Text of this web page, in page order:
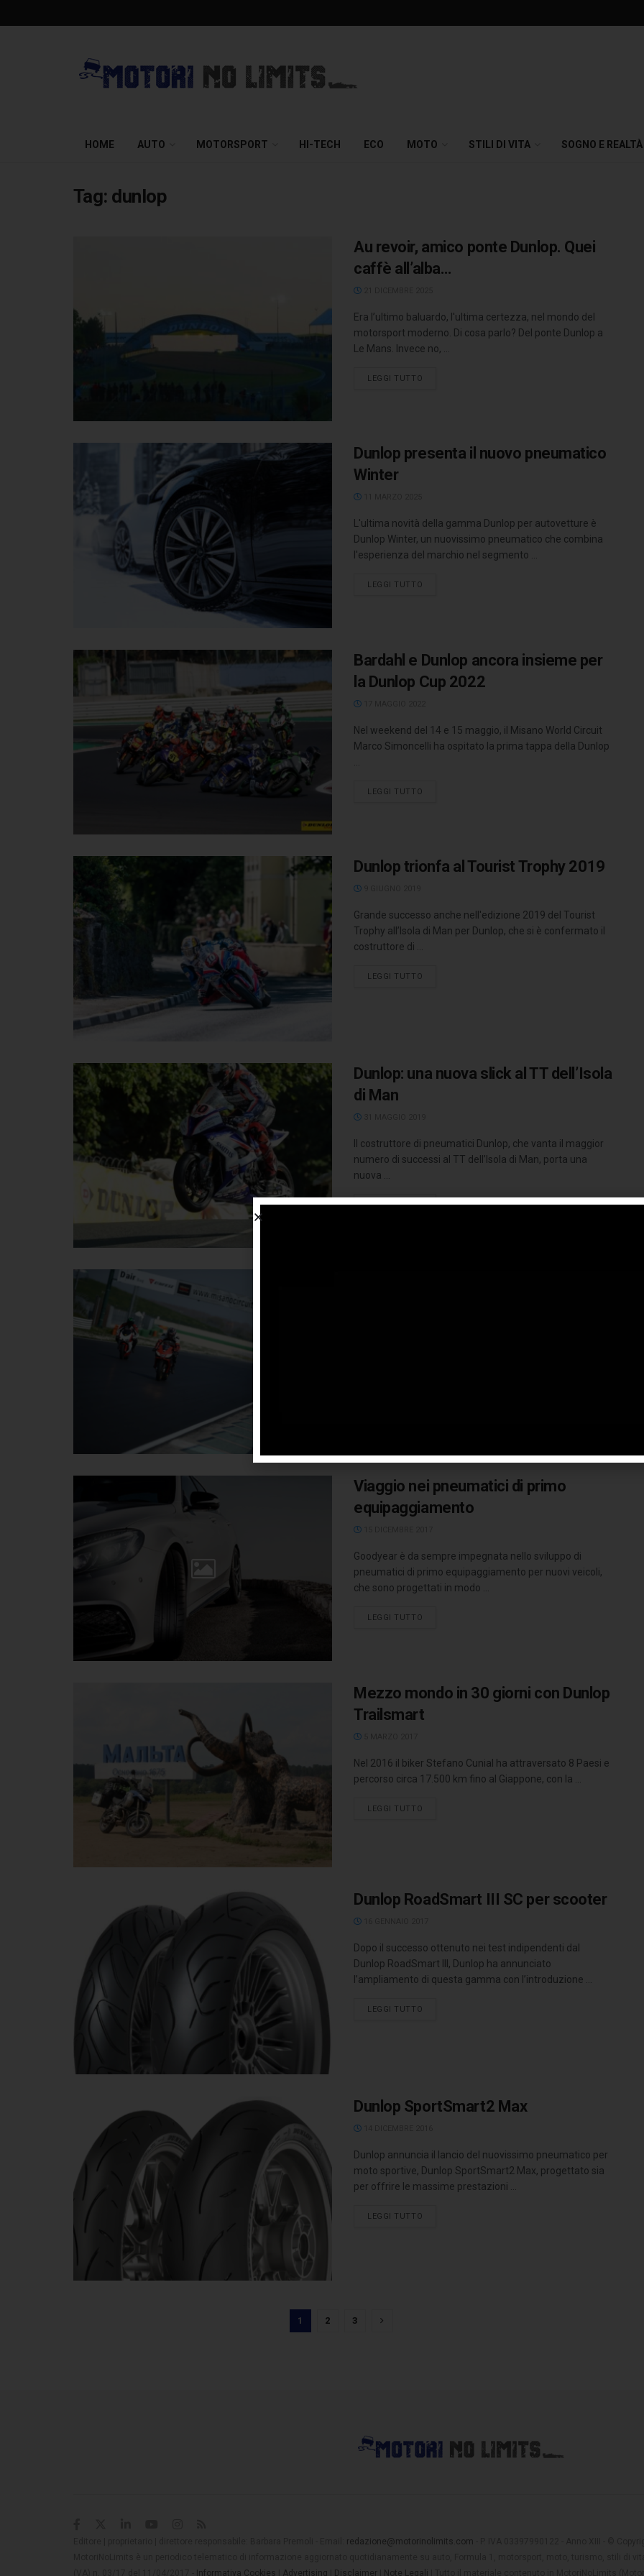
HOME AUTO MOTORSPORT HI-TECH ECO MOTO STILI DI VITA SOGNO E REALTÀ
Tag: dunlop
Au revoir, amico ponte Dunlop. Quei
caffè all’alba…
Era l’ultimo baluardo, l'ultima certezza, nel mondo del
motorsport moderno. Di cosa parlo? Del ponte Dunlop a
Le Mans. Invece no, ...
LEGGI TUTTO
Dunlop presenta il nuovo pneumatico
Winter
L'ultima novità della gamma Dunlop per autovetture è
Dunlop Winter, un nuovissimo pneumatico che combina
l'esperienza del marchio nel segmento ...
LEGGI TUTTO
Bardahl e Dunlop ancora insieme per
la Dunlop Cup 2022
Nel weekend del 14 e 15 maggio, il Misano World Circuit
Marco Simoncelli ha ospitato la prima tappa della Dunlop
LEGGI TUTTO
Dunlop trionfa al Tourist Trophy 2019
Grande successo anche nell'edizione 2019 del Tourist
Trophy all’Isola di Man per Dunlop, che si è confermato il
costruttore di ...
LEGGI TUTTO
Dunlop: una nuova slick al TT dell’Isola
di Man
Il costruttore di pneumatici Dunlop, che vanta il maggior
numero di successi al TT dell’Isola di Man, porta una
nuova ...
LEGGI TUTTO
Viaggio nei pneumatici di primo
equipaggiamento
Goodyear è da sempre impegnata nello sviluppo di
pneumatici di primo equipaggiamento per nuovi veicoli,
che sono progettati in modo ...
LEGGI TUTTO
Mezzo mondo in 30 giorni con Dunlop
Trailsmart
Nel 2016 il biker Stefano Cunial ha attraversato 8 Paesi e
percorso circa 17.500 km fino al Giappone, con la ...
LEGGI TUTTO
Dunlop RoadSmart III SC per scooter
Dopo il successo ottenuto nei test indipendenti dal
Dunlop RoadSmart III, Dunlop ha annunciato
l’ampliamento di questa gamma con l’introduzione ...
LEGGI TUTTO
Dunlop SportSmart2 Max
Dunlop annuncia il lancio del nuovissimo pneumatico per
moto sportive, Dunlop SportSmart2 Max, progettato sia
per offrire le massime prestazioni ...
LEGGI TUTTO
1 2 3
redazione@motorinolimits.com
Informativa Cookies Advertising Disclaimer Note Legali